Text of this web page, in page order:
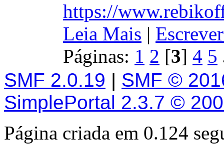
https://
Leia Mais |
Páginas: 1 2 [3] 4 5
SMF 2.0.19 | SMF ©
SimplePortal 2.3.7 ©
Página criada em 0.124